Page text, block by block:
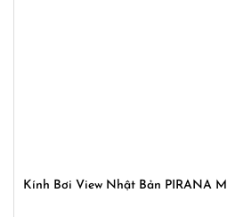
Kính Bơi View Nhật Bản PIRANA